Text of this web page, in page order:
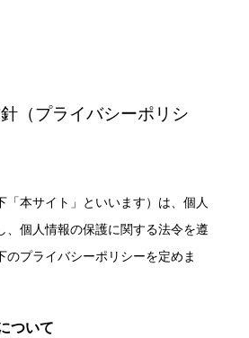
（プライバシーポリシ
「本サイト」といいます）は、個人
、個人情報の保護に関する法令を遵
のプライバシーポリシーを定めま
ついて